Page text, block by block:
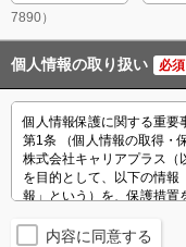
7890）
個人情報の取り扱い 必須
内容に同意する